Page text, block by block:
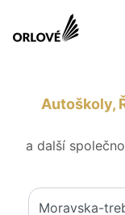
Autoškoly,
a další